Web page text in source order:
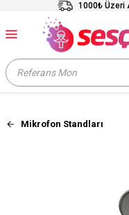
1000₺ Üzeri
Mikrofon Standları